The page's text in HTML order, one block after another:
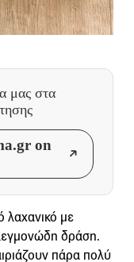
μας στα
on
λαχανικό με
δράση.
πάρα πολύ